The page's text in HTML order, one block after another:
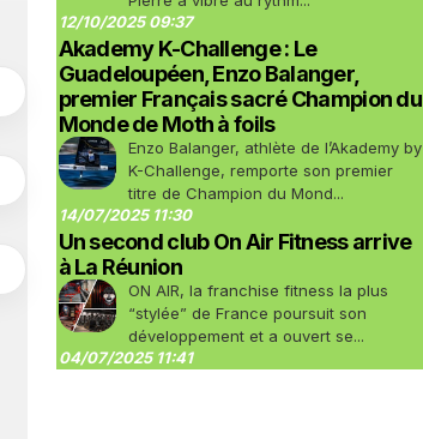
12/10/2025 09:37
Akademy K-Challenge : Le
Guadeloupéen, Enzo Balanger,
premier Français sacré Champion du
Monde de Moth à foils
Enzo Balanger, athlète de l’Akademy by
K-Challenge, remporte son premier
titre de Champion du Mond...
14/07/2025 11:30
Un second club On Air Fitness arrive
à La Réunion
ON AIR, la franchise fitness la plus
“stylée” de France poursuit son
développement et a ouvert se...
04/07/2025 11:41